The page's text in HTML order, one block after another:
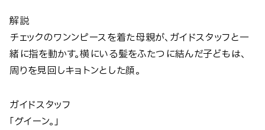
解説
チェックのワンンピースを着た母親が、ガイドスタッフと一
緒に指を動かす。横にいる髪をふたつに結んだ子どもは、
周りを見回しキョトンとした顔。
ガイドスタッフ
「グイーン。」